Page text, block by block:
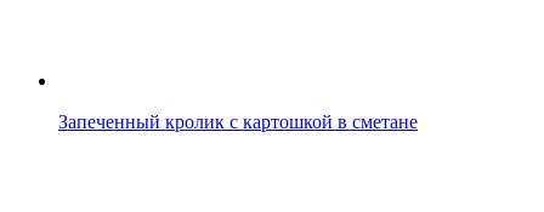
Запеченный кролик с картошкой в сметане